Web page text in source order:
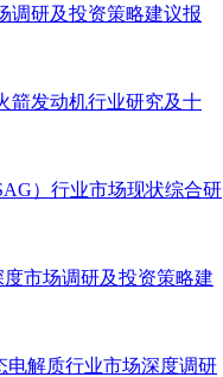
调研及投资策略建议报
箭发动机行业研究及十
）行业市场现状综合研
度市场调研及投资策略建
电解质行业市场深度调研